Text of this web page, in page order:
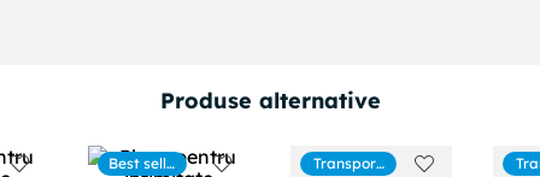
Produse alternative
Best selle
Transport